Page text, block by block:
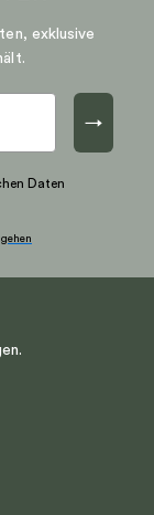
exklusive
→
Daten